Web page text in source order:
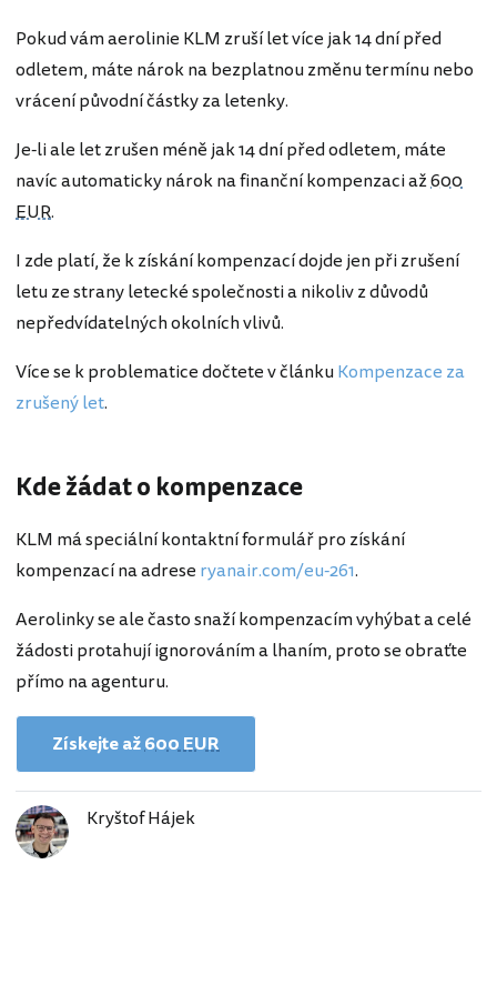
Pokud vám aerolinie KLM zruší let více jak 14 dní před
odletem, máte nárok na bezplatnou změnu termínu nebo
vrácení původní částky za letenky.
Je-li ale let zrušen méně jak 14 dní před odletem, máte
navíc automaticky nárok na finanční kompenzaci až600
EUR.
I zde platí, že k získání kompenzací dojde jen při zrušení
letu ze strany letecké společnosti a nikoliv z důvodů
nepředvídatelných okolních vlivů.
Více se k problematice dočtete v článkuKompenzace za
zrušený let.
Kde žádat o kompenzace
KLM má speciální kontaktní formulář pro získání
kompenzací na adrese ryanair.com/eu-261.
Aerolinky se ale často snaží kompenzacím vyhýbat a celé
žádosti protahují ignorováním a lhaním, proto se obraťte
přímo na agenturu.
Získejte až600 EUR
Kryštof Hájek